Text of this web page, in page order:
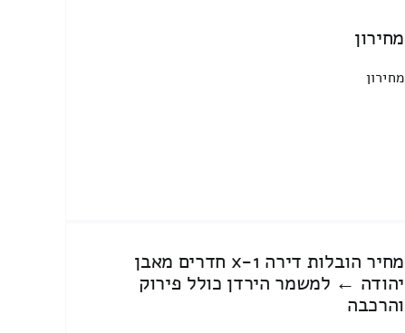
מחירון
מחירון
מחיר הובלות דירה 1-x חדרים מאבן
יהודה ← למשמר הירדן כולל פירוק
והרכבה